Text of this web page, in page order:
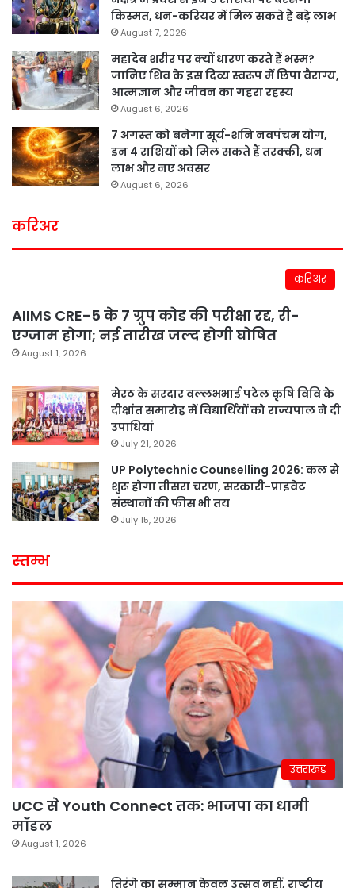
किस्मत, धन-करियर में मिल सकते हैं बड़े लाभ
August 7, 2026
महादेव शरीर पर क्यों धारण करते हैं भस्म?
जानिए शिव के इस दिव्य स्वरूप में छिपा वैराग्य,
आत्मज्ञान और जीवन का गहरा रहस्य
August 6, 2026
7 अगस्त को बनेगा सूर्य-शनि नवपंचम योग,
इन 4 राशियों को मिल सकते हैं तरक्की, धन
लाभ और नए अवसर
August 6, 2026
करिअर
करिअर
AIIMS CRE-5 के 7 ग्रुप कोड की परीक्षा रद्द, री-
एग्जाम होगा; नई तारीख जल्द होगी घोषित
August 1, 2026
मेरठ के सरदार वल्लभभाई पटेल कृषि विवि के
दीक्षांत समारोह में विद्यार्थियों को राज्यपाल ने दी
उपाधियां
July 21, 2026
UP Polytechnic Counselling 2026: कल से
शुरू होगा तीसरा चरण, सरकारी-प्राइवेट
संस्थानों की फीस भी तय
July 15, 2026
स्तम्भ
उत्तराखंड
UCC से Youth Connect तक: भाजपा का धामी
मॉडल
August 1, 2026
तिरंगे का सम्मान केवल उत्सव नहीं, राष्ट्रीय